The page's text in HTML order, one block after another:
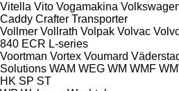
Vitella Vito Vogamakina
Caddy Crafter Transporter
Vollmer Vollrath Volpak Volvac
840 ECR L-series
Voortman Vortex Voumard
Solutions WAM WEG WM WMF
HK SP ST